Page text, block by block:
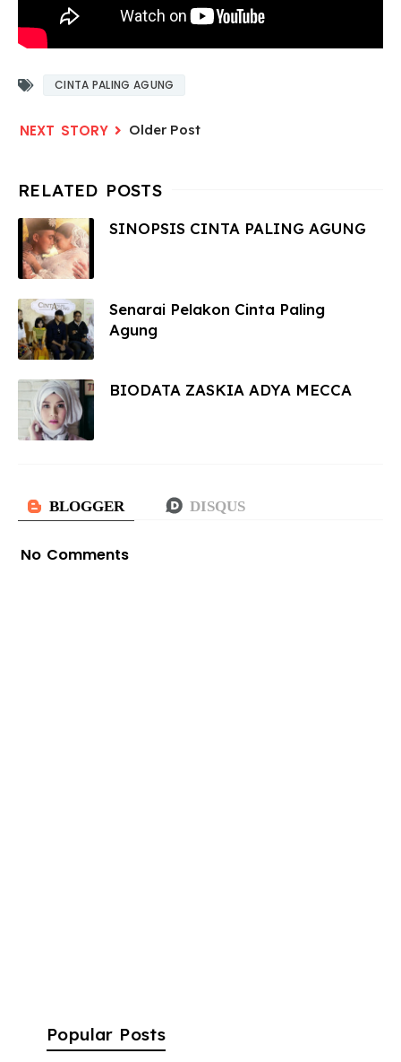
CINTA PALING AGUNG
Older Post
SINOPSIS CINTA PALING AGUNG
Senarai Pelakon Cinta Paling
Agung
BIODATA ZASKIA ADYA MECCA
No Comments
Popular Posts